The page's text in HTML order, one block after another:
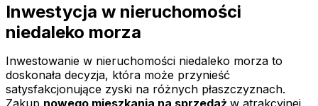
Inwestycja w nieruchomości
niedaleko morza
Inwestowanie w nieruchomości niedaleko morza to
doskonała decyzja, która może przynieść
satysfakcjonujące zyski na różnych płaszczyznach.
Zakup nowego mieszkania na sprzedaż w atrakcyjnej